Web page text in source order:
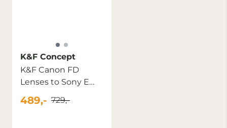
K&F Concept
K&F Canon FD
Lenses to Sony E
Lens Mount
Adapter
489,- 729,-